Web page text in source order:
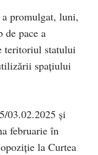
promulgat, luni,
de pace a
teritoriul statului
spațiului
03.02.2025 și
februarie în
la Curtea